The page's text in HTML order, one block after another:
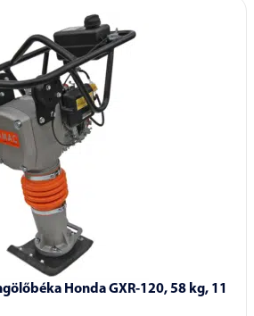
Honda GXR-120, 58 kg, 11